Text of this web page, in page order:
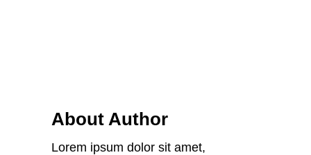
About Author
Lorem ipsum dolor sit amet,